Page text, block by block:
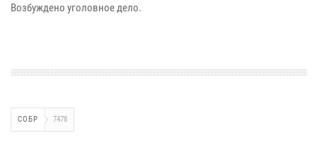
Возбуждено уголовное дело.
СОБР 7478